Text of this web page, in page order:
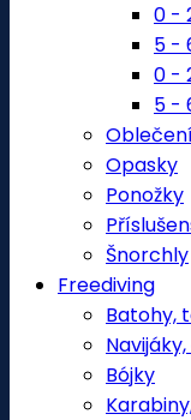
0 -
5 -
0 -
5 -
Opasky
Ponožky
Šnorchly
Freediving
Batohy,
Bójky